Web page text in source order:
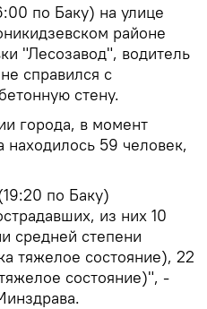
по Баку) на улице
районе
"Лесозавод", водитель
справился с
стену.
города, в момент
находилось 59 человек,
по Баку)
из них 10
средней степени
тяжелое состояние), 22
состояние)", -